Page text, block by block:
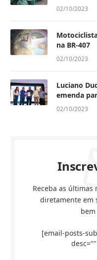
02/10/2023
na BR-407
02/10/2023
Luciano
emenda
02/10/2023
Receba as últimas
diretamente em
[email-posts-